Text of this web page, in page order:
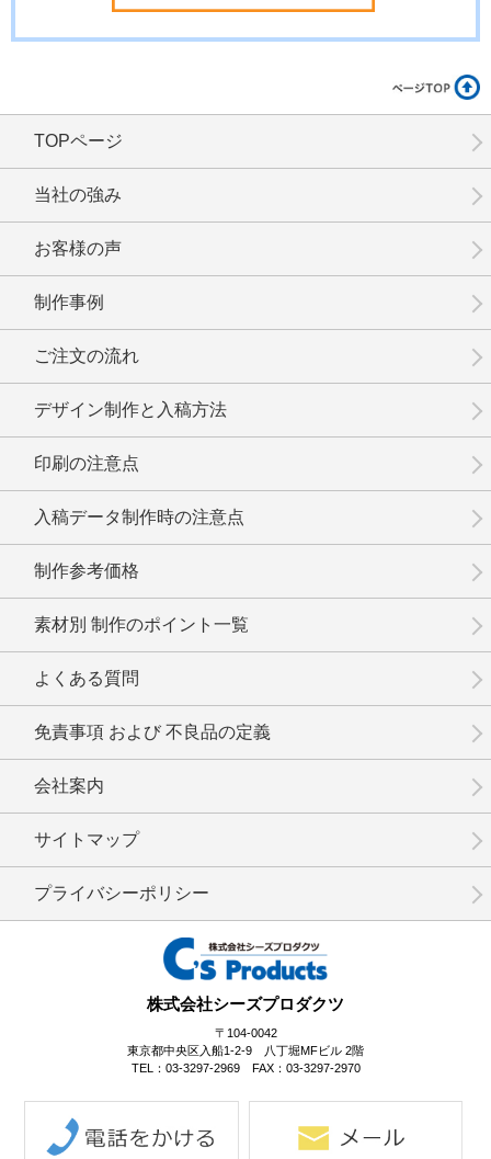
No.14-021
No.14-018
No.14-007 No.14-006 No.14-005
No.14-003
株式会社シーズプロダクツ
〒104-0042
東京都中央区入船1-2-9 八丁堀MFビル 2階
TEL：03-3297-2969 FAX：03-3297-2970
TOPページ
当社の強み
お客様の声
制作事例
ご注文の流れ
デザイン制作と入稿方法
印刷の注意点
入稿データ制作時の注意点
制作参考価格
素材別 制作のポイント一覧
よくある質問
免責事項 および 不良品の定義
会社案内
サイトマップ
プライバシーポリシー